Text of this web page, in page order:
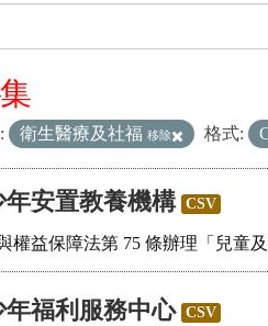
衛生醫療及社福 移除 格式:
安置教養機構 CSV
權益保障法第 75 條辦理「兒童
福利服務中心 CSV